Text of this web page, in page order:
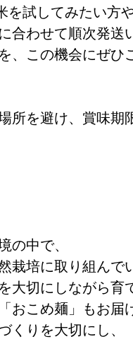
試してみたい方
合わせて順次発送
、この機会にぜひ
所を避け、賞味期
の中で、
栽培に取り組んで
大切にしながら育
おこめ麺」もお届
くりを大切にし、